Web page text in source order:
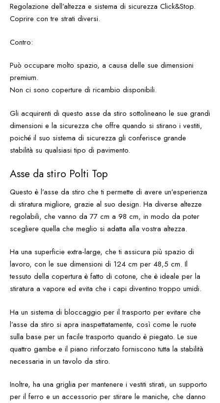
Regolazione dell’altezza e sistema di sicurezza Click&Stop.
Coprire con tre strati diversi.
Contro:
Può occupare molto spazio, a causa delle sue dimensioni
premium.
Non ci sono coperture di ricambio disponibili.
Gli acquirenti di questo asse da stiro sottolineano le sue grandi
dimensioni e la sicurezza che offre quando si stirano i vestiti,
poiché il suo sistema di sicurezza gli conferisce grande
stabilità su qualsiasi tipo di pavimento.
Asse da stiro Polti Top
Questo è l’asse da stiro che ti permette di avere un’esperienza
di stiratura migliore, grazie al suo design. Ha diverse altezze
regolabili, che vanno da 77 cm a 98 cm, in modo da poter
scegliere quella che meglio si adatta alla vostra altezza.
Ha una superficie extra-large, che ti assicura più spazio di
lavoro, con le sue dimensioni di 124 cm per 48,5 cm. Il
tessuto della copertura è fatto di cotone, che è ideale per la
stiratura a vapore ed evita che i capi diventino troppo umidi.
Ha un sistema di bloccaggio per il trasporto per evitare che
l’asse da stiro si apra inaspettatamente, così come le ruote
sulla base per un facile trasporto quando è piegato. Le sue
quattro gambe e il piano rinforzato forniscono tutta la stabilità
necessaria in un tavolo da stiro.
Inoltre, ha una griglia per mantenere i vestiti stirati, un supporto
per il ferro e un accessorio per stirare le maniche, che danno